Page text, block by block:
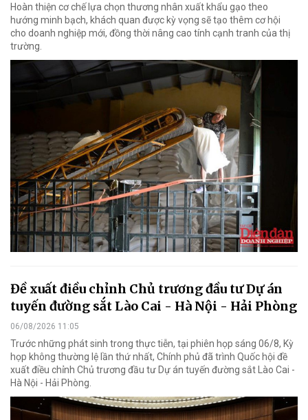
Hoàn thiện cơ chế lựa chọn thương nhân xuất khẩu gạo theo
hướng minh bạch, khách quan được kỳ vọng sẽ tạo thêm cơ hội
cho doanh nghiệp mới, đồng thời nâng cao tính cạnh tranh của thị
trường.
Đề xuất điều chỉnh Chủ trương đầu tư Dự án
tuyến đường sắt Lào Cai - Hà Nội - Hải Phòng
06/08/2026 11:05
Trước những phát sinh trong thực tiễn, tại phiên họp sáng 06/8, Kỳ
họp không thường lệ lần thứ nhất, Chính phủ đã trình Quốc hội đề
xuất điều chỉnh Chủ trương đầu tư Dự án tuyến đường sắt Lào Cai -
Hà Nội - Hải Phòng.